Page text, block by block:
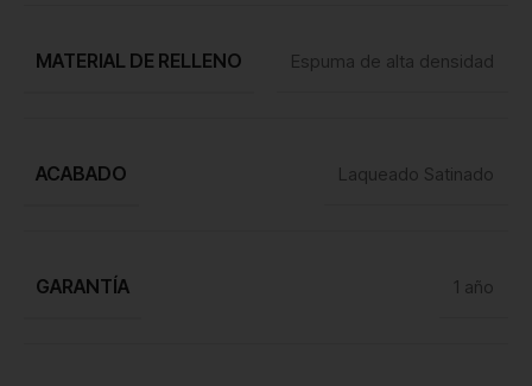
MATERIAL DE RELLENO Espuma de alta densidad
ACABADO Laqueado Satinado
GARANTÍA 1 año